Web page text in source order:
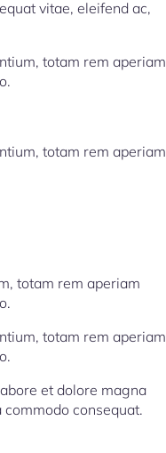
vitae, eleifend ac,
totam rem aperiam
totam rem aperiam
totam rem aperiam
totam rem aperiam
et dolore magna
consequat.